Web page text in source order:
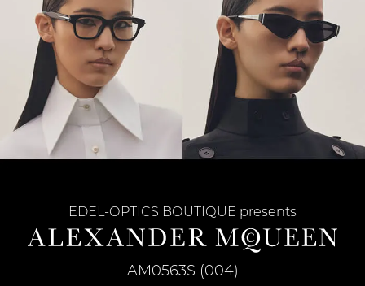
AM0563S (004)
EDEL-OPTICS BOUTIQUE presents